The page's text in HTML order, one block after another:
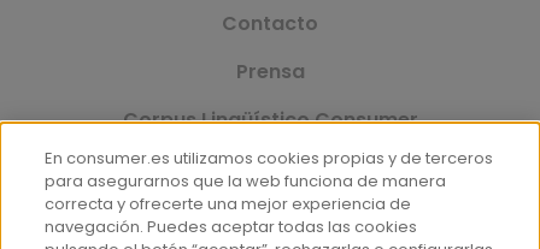
Contacto
Prensa
Corpus Lingüístico Consumer
© Fundación EROSKI
Aviso legalPolíticas de privacidad
En consumer.es utilizamos cookies propias y de terceros
para asegurarnos que la web funciona de manera
correcta y ofrecerte una mejor experiencia de
navegación. Puedes aceptar todas las cookies